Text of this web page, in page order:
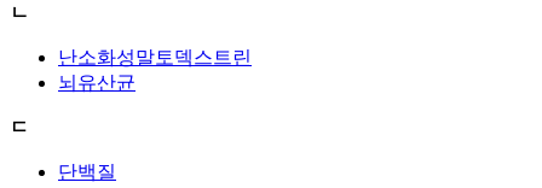
ㄴ
난소화성말토덱스트린
뇌유산균
ㄷ
단백질